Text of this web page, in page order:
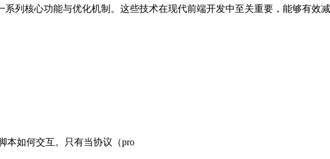
列核心功能与优化机制。这些技术在现代前端开发中至关重要，能够有效
本如何交互。只有当协议（pro